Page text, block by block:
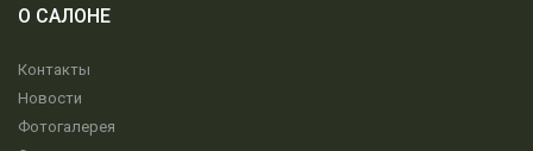
О САЛОНЕ
Контакты
Новости
Фотогалерея